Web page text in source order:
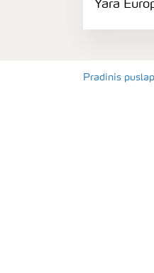
Politika ir
Yara
Pradinis